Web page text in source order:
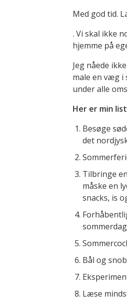
Med god tid.
. Vi skal ikke
hjemme på
Jeg nåede
male en væg i
under alle
Her er min
Besøge
det
Tilbringe
måske en
snacks, is
sommerdag
Bål og
Læse